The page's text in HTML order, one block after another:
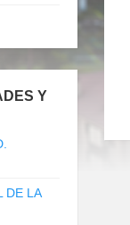
Y
DE LA